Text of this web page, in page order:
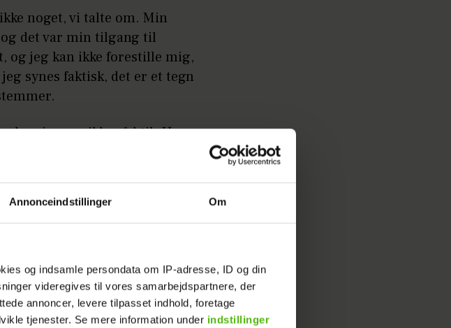
Annonceindstillinger Om
og indsamle persondata om IP-adresse, ID og din
videregives til vores samarbejdspartnere, der
annoncer, levere tilpasset indhold, foretage
tjenester. Se mere information under indstillinger
noget, vi talte om. Min
det var min tilgang til
og jeg kan ikke forestille mig,
synes faktisk, det er et tegn
min mor ikke råd til. Hun